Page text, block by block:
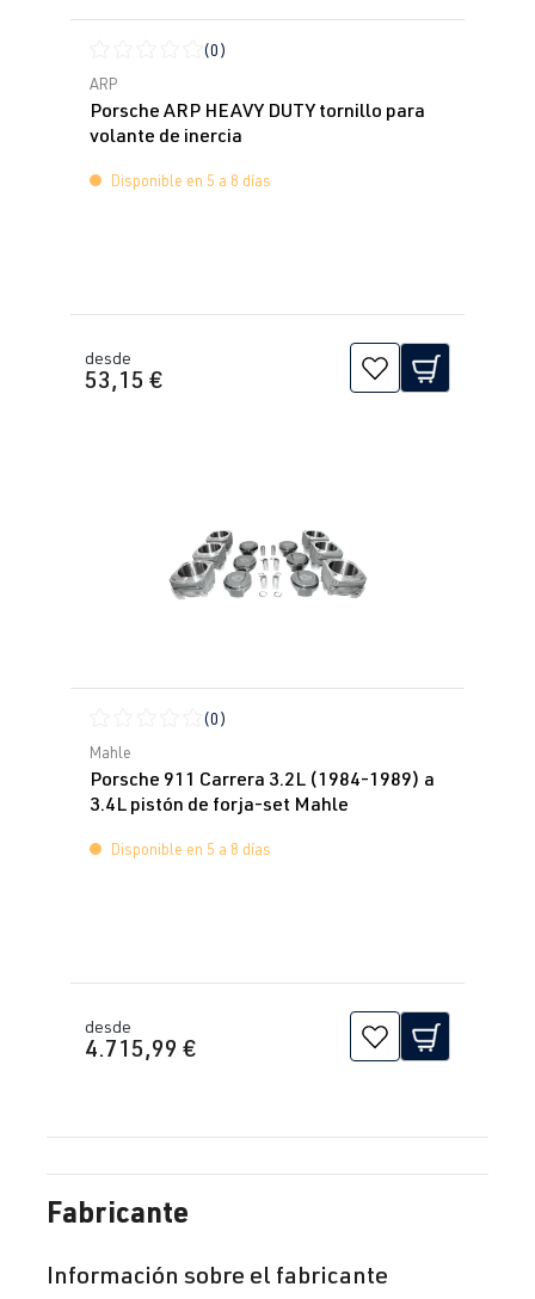
Calificación promedio de 0 de 5 estrellas
(0)
ARP
Porsche ARP HEAVY DUTY tornillo para
volante de inercia
Disponible en 5 a 8 días
desde
53,15 €
Calificación promedio de 0 de 5 estrellas
(0)
Mahle
Porsche 911 Carrera 3.2L (1984-1989) a
3.4L pistón de forja-set Mahle
Disponible en 5 a 8 días
desde
4.715,99 €
Fabricante
Información sobre el fabricante